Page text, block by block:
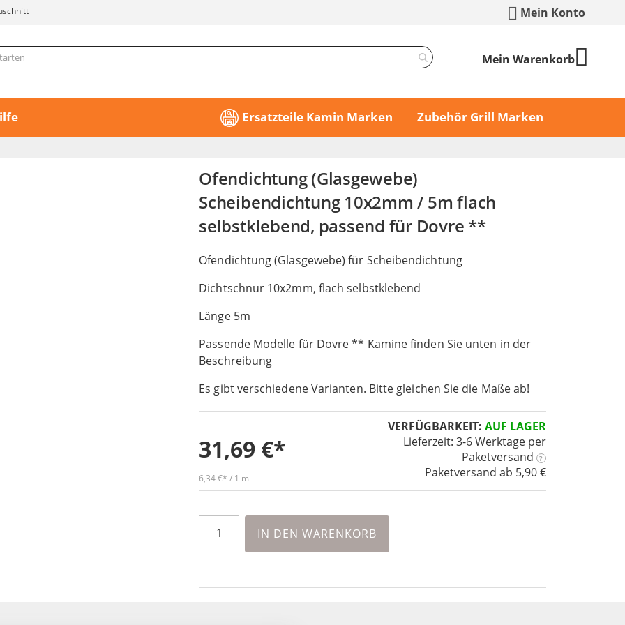
Mein Konto
Mein Warenkorb
Ersatzteile Kamin Marken Zubehör Grill Marken
Ofendichtung (Glasgewebe)
Scheibendichtung 10x2mm / 5m flach
selbstklebend, passend für Dovre **
Ofendichtung (Glasgewebe) für Scheibendichtung
Dichtschnur 10x2mm, flach selbstklebend
Länge 5m
Passende Modelle für Dovre ** Kamine finden Sie unten in der
Beschreibung
Es gibt verschiedene Varianten. Bitte gleichen Sie die Maße ab!
VERFÜGBARKEIT: AUF LAGER
Lieferzeit: 3-6 Werktageper
Paketversand
?
Paketversand ab 5,90 €
31,69 €
6,34 € / 1 m
IN DEN WARENKORB